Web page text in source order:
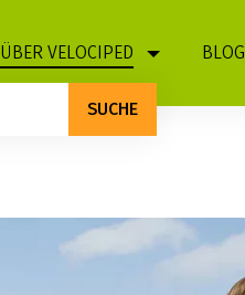
ÜBER VELOCIPED BLOG
SUCHE